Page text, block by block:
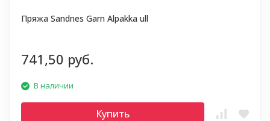
Пряжа Sandnes Garn Alpakka ull
741,50 руб.
В наличии
Купить